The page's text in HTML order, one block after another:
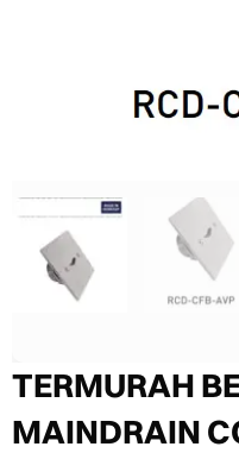
TERMURAH
MAINDRAIN